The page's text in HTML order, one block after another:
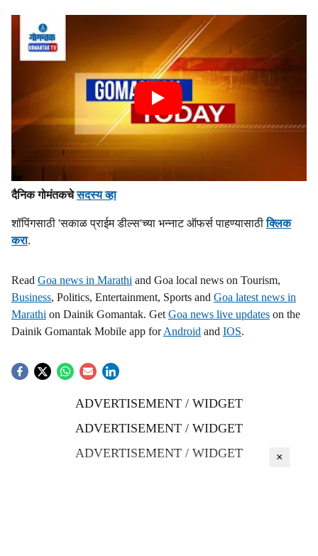
दैनिक गोमंतकचेसदस्य व्हा
शॉपिंगसाठी 'सकाळ प्राईम डील्स'च्या भन्नाट ऑफर्स पाहण्यासाठीक्लिक
करा.
Read Goa news in Marathi and Goa local news on Tourism,
Business, Politics, Entertainment, Sports and Goa latest news in
Marathi on Dainik Gomantak. Get Goa news live updates on the
Dainik Gomantak Mobile app forAndroid and IOS.
ADVERTISEMENT / WIDGET
ADVERTISEMENT / WIDGET
ADVERTISEMENT / WIDGET
×